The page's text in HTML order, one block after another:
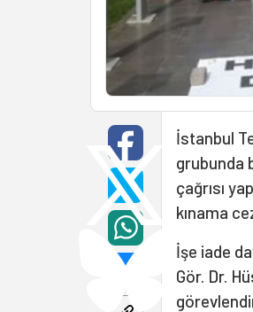
İstanbul
grubunda
çağrısı
kınama
İşe iade
Gör. Dr.